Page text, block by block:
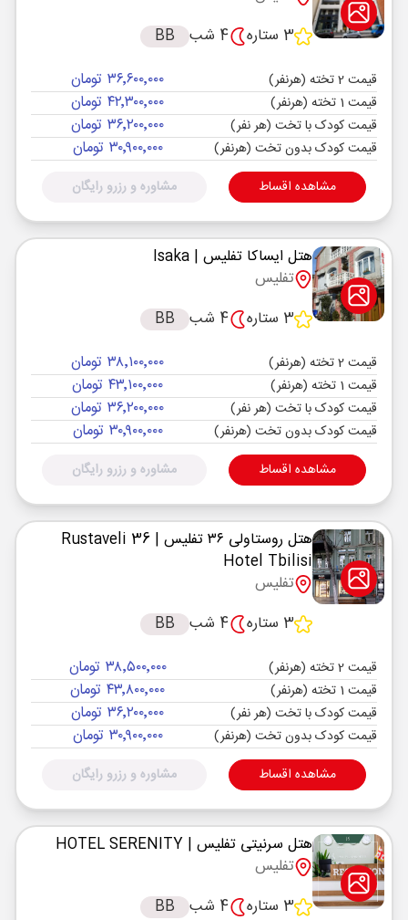
3 ستاره
4 شب BB
قیمت 2 تخته (هرنفر) ۳۶٬۶۰۰٬۰۰۰ تومان
قیمت 1 تخته (هرنفر) ۴۲٬۳۰۰٬۰۰۰ تومان
قیمت کودک با تخت (هر نفر) ۳۶٬۲۰۰٬۰۰۰ تومان
قیمت کودک بدون تخت (هرنفر) ۳۰٬۹۰۰٬۰۰۰ تومان
مشاهده اقساط مشاوره و رزرو رایگان
هتل ایساکا تفلیس | Isaka
تفلیس
3 ستاره
4 شب BB
قیمت 2 تخته (هرنفر) ۳۸٬۱۰۰٬۰۰۰ تومان
قیمت 1 تخته (هرنفر) ۴۳٬۱۰۰٬۰۰۰ تومان
قیمت کودک با تخت (هر نفر) ۳۶٬۲۰۰٬۰۰۰ تومان
قیمت کودک بدون تخت (هرنفر) ۳۰٬۹۰۰٬۰۰۰ تومان
مشاهده اقساط مشاوره و رزرو رایگان
هتل روستاولی ۳۶ تفلیس
| Rustaveli 36
Hotel Tbilisi
تفلیس
3 ستاره
4 شب BB
قیمت 2 تخته (هرنفر) ۳۸٬۵۰۰٬۰۰۰ تومان
قیمت 1 تخته (هرنفر) ۴۳٬۸۰۰٬۰۰۰ تومان
قیمت کودک با تخت (هر نفر) ۳۶٬۲۰۰٬۰۰۰ تومان
قیمت کودک بدون تخت (هرنفر) ۳۰٬۹۰۰٬۰۰۰ تومان
مشاهده اقساط مشاوره و رزرو رایگان
هتل سرنیتی تفلیس | HOTEL SERENITY
تفلیس
3 ستاره
4 شب BB